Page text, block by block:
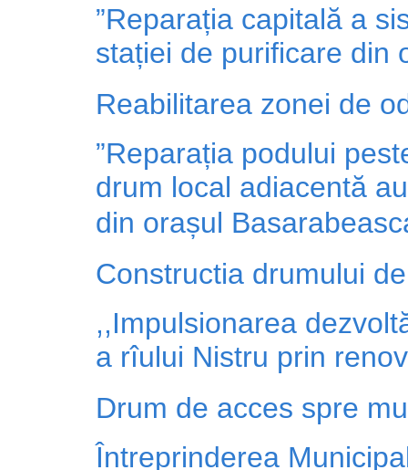
”Reparația capitală a
stației de purificare din
Reabilitarea zonei de
”Reparația podului
drum local adiacentă
din orașul
Constructia drumului
,,Impulsionarea
a rîului Nistru prin
Drum de acces spre
Întreprinderea